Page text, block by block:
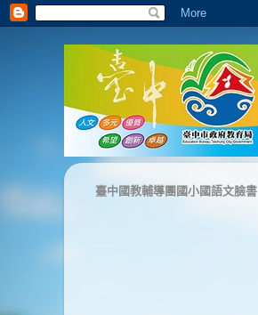
臺中國教輔導團國小國語文臉書